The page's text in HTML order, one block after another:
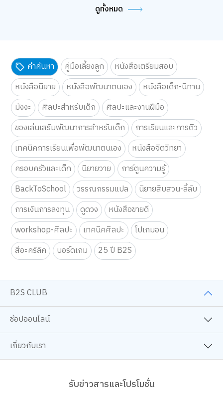
ดูทั้งหมด
คำค้นหา คู่มือเลี้ยงลูก
หนังสือเตรียมสอบ
หนังสือนิยาย
หนังสือพัฒนาตนเอง
หนังสือเด็ก-นิทาน
มังงะ
ศิลปะสำหรับเด็ก
ศิลปะและงานฝีมือ
ของเล่นเสริมพัฒนาการสำหรับเด็ก
การเรียนและการติว
เทคนิคการเรียนเพื่อพัฒนาตนเอง
หนังสือจิตวิทยา
ครอบครัวและเด็ก
นิยายวาย
การ์ตูนความรู้
BackToSchool
วรรณกรรมแปล
นิยายสืบสวน-ลี้ลับ
การเงินการลงทุน
ดูดวง
หนังสือขายดี
workshop-ศิลปะ
เทคนิคศิลปะ
โปเกมอน
สีอะคริลิค
บอร์ดเกม 25 ปี B2S
B2S CLUB
ช้อปออนไลน์
เกี่ยวกับเรา
รับข่าวสารและโปรโมชั่น